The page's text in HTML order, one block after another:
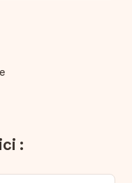
ne vous plaise pas.
service client qui
cadeau ?
le cadeau. Nous vous
être tranquille et
: